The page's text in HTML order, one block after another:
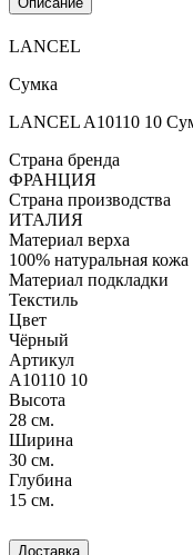
LANCEL
Сумка
LANCEL A10110 10
Страна бренда
ФРАНЦИЯ
Страна производства
ИТАЛИЯ
Материал верха
100% натуральная кожа
Материал подкладки
Текстиль
Цвет
Чёрный
Артикул
A10110 10
Высота
28 см.
Ширина
30 см.
Глубина
15 см.
Доставка